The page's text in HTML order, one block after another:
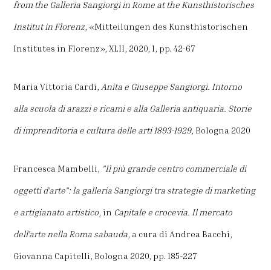
from the Galleria Sangiorgi in Rome at the Kunsthistorisches
Institut in Florenz, «Mitteilungen des Kunsthistorischen
Institutes in Florenz», XLII, 2020, 1, pp. 42-67
Maria Vittoria Cardi, Anita e Giuseppe Sangiorgi. Intorno
alla scuola di arazzi e ricami e alla Galleria antiquaria. Storie
di imprenditoria e cultura delle arti 1893-1929, Bologna 2020
Francesca Mambelli, "Il più grande centro commerciale di
oggetti d’arte": la galleria Sangiorgi tra strategie di marketing
e artigianato artistico, in Capitale e crocevia. Il mercato
dell’arte nella Roma sabauda, a cura di Andrea Bacchi,
Giovanna Capitelli, Bologna 2020, pp. 185-227